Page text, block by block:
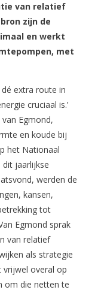
van relatief
zijn de
en werkt
met
extra route in
cruciaal is.’
Egmond,
en koude bij
het Nationaal
dit jaarlijkse
werden de
kansen,
tot
Egmond sprak
van relatief
als strategie
overal op
om die netten te